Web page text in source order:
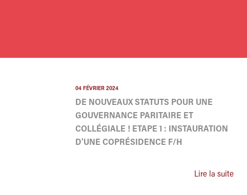
04 FÉVRIER 2024
DE NOUVEAUX STATUTS POUR UNE
GOUVERNANCE PARITAIRE ET
COLLÉGIALE ! ETAPE 1 : INSTAURATION
D'UNE COPRÉSIDENCE F/H
Lire la suite